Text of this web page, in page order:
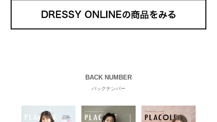
BACK NUMBER
バックナンバー